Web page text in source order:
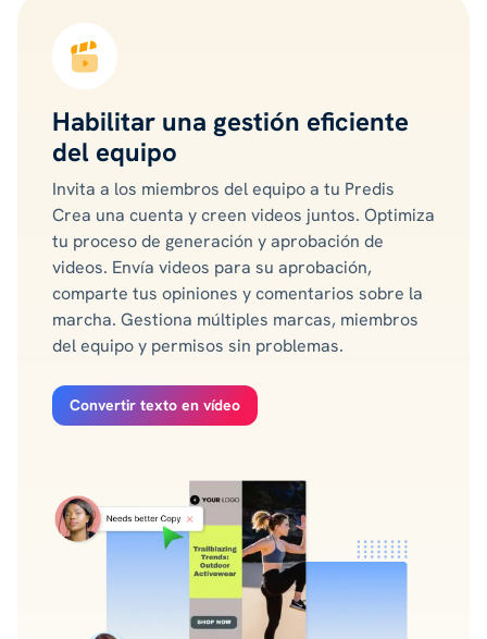
Habilitar una gestión eficiente
del equipo
Invita a los miembros del equipo a tu Predis
Crea una cuenta y creen videos juntos. Optimiza
tu proceso de generación y aprobación de
videos. Envía videos para su aprobación,
comparte tus opiniones y comentarios sobre la
marcha. Gestiona múltiples marcas, miembros
del equipo y permisos sin problemas.
Convertir texto en vídeo